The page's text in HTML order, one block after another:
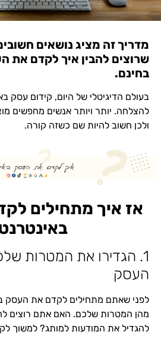
מדריך זה מציג נושאים
שרוצים להבין איך לקדם את
בחינם.
בעולם הדיגיטלי של היום, קידום עסק
להצלחה. יותר ויותר אנשים מחפשים
ולכן חשוב להיות שם כשזה קורה.
אז איך מתחילים
1. הגדירו את המטרות
העסק
לפני שאתם מתחילים לקדם את העסק
מהן המטרות שלכם. האם אתם רוצים
להגדיל את המודעות למותג? למשוך